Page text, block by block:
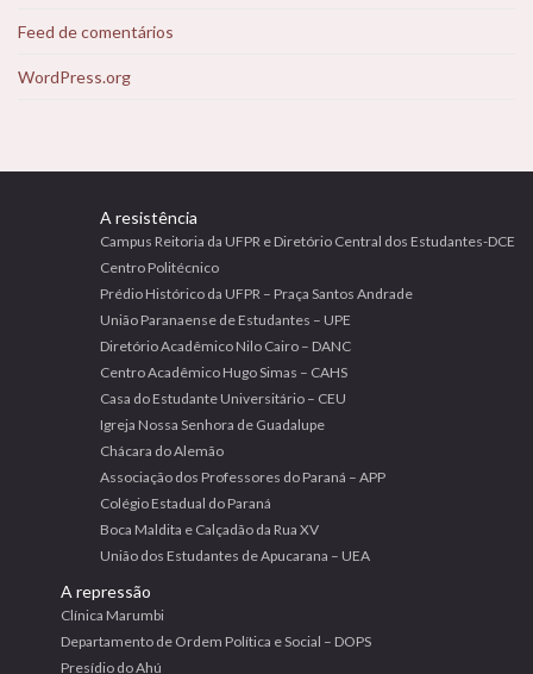
Feed de comentários
WordPress.org
A resistência
Campus Reitoria da UFPR e Diretório Central dos Estudantes-DCE
Centro Politécnico
Prédio Histórico da UFPR – Praça Santos Andrade
União Paranaense de Estudantes – UPE
Diretório Acadêmico Nilo Cairo – DANC
Centro Acadêmico Hugo Simas – CAHS
Casa do Estudante Universitário – CEU
Igreja Nossa Senhora de Guadalupe
Chácara do Alemão
Associação dos Professores do Paraná – APP
Colégio Estadual do Paraná
Boca Maldita e Calçadão da Rua XV
União dos Estudantes de Apucarana – UEA
A repressão
Clínica Marumbi
Departamento de Ordem Política e Social – DOPS
Presídio do Ahú